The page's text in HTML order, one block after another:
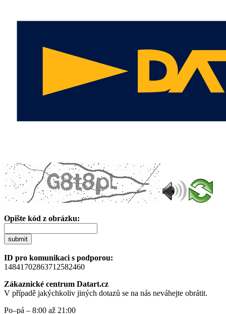
Opište kód z obrázku:
submit
ID pro komunikaci s podporou:
14841702863712582460
Zákaznické centrum Datart.cz
V případě jakýchkoliv jiných dotazů se na nás neváhejte obrátit.
Po–pá – 8:00 až 21:00